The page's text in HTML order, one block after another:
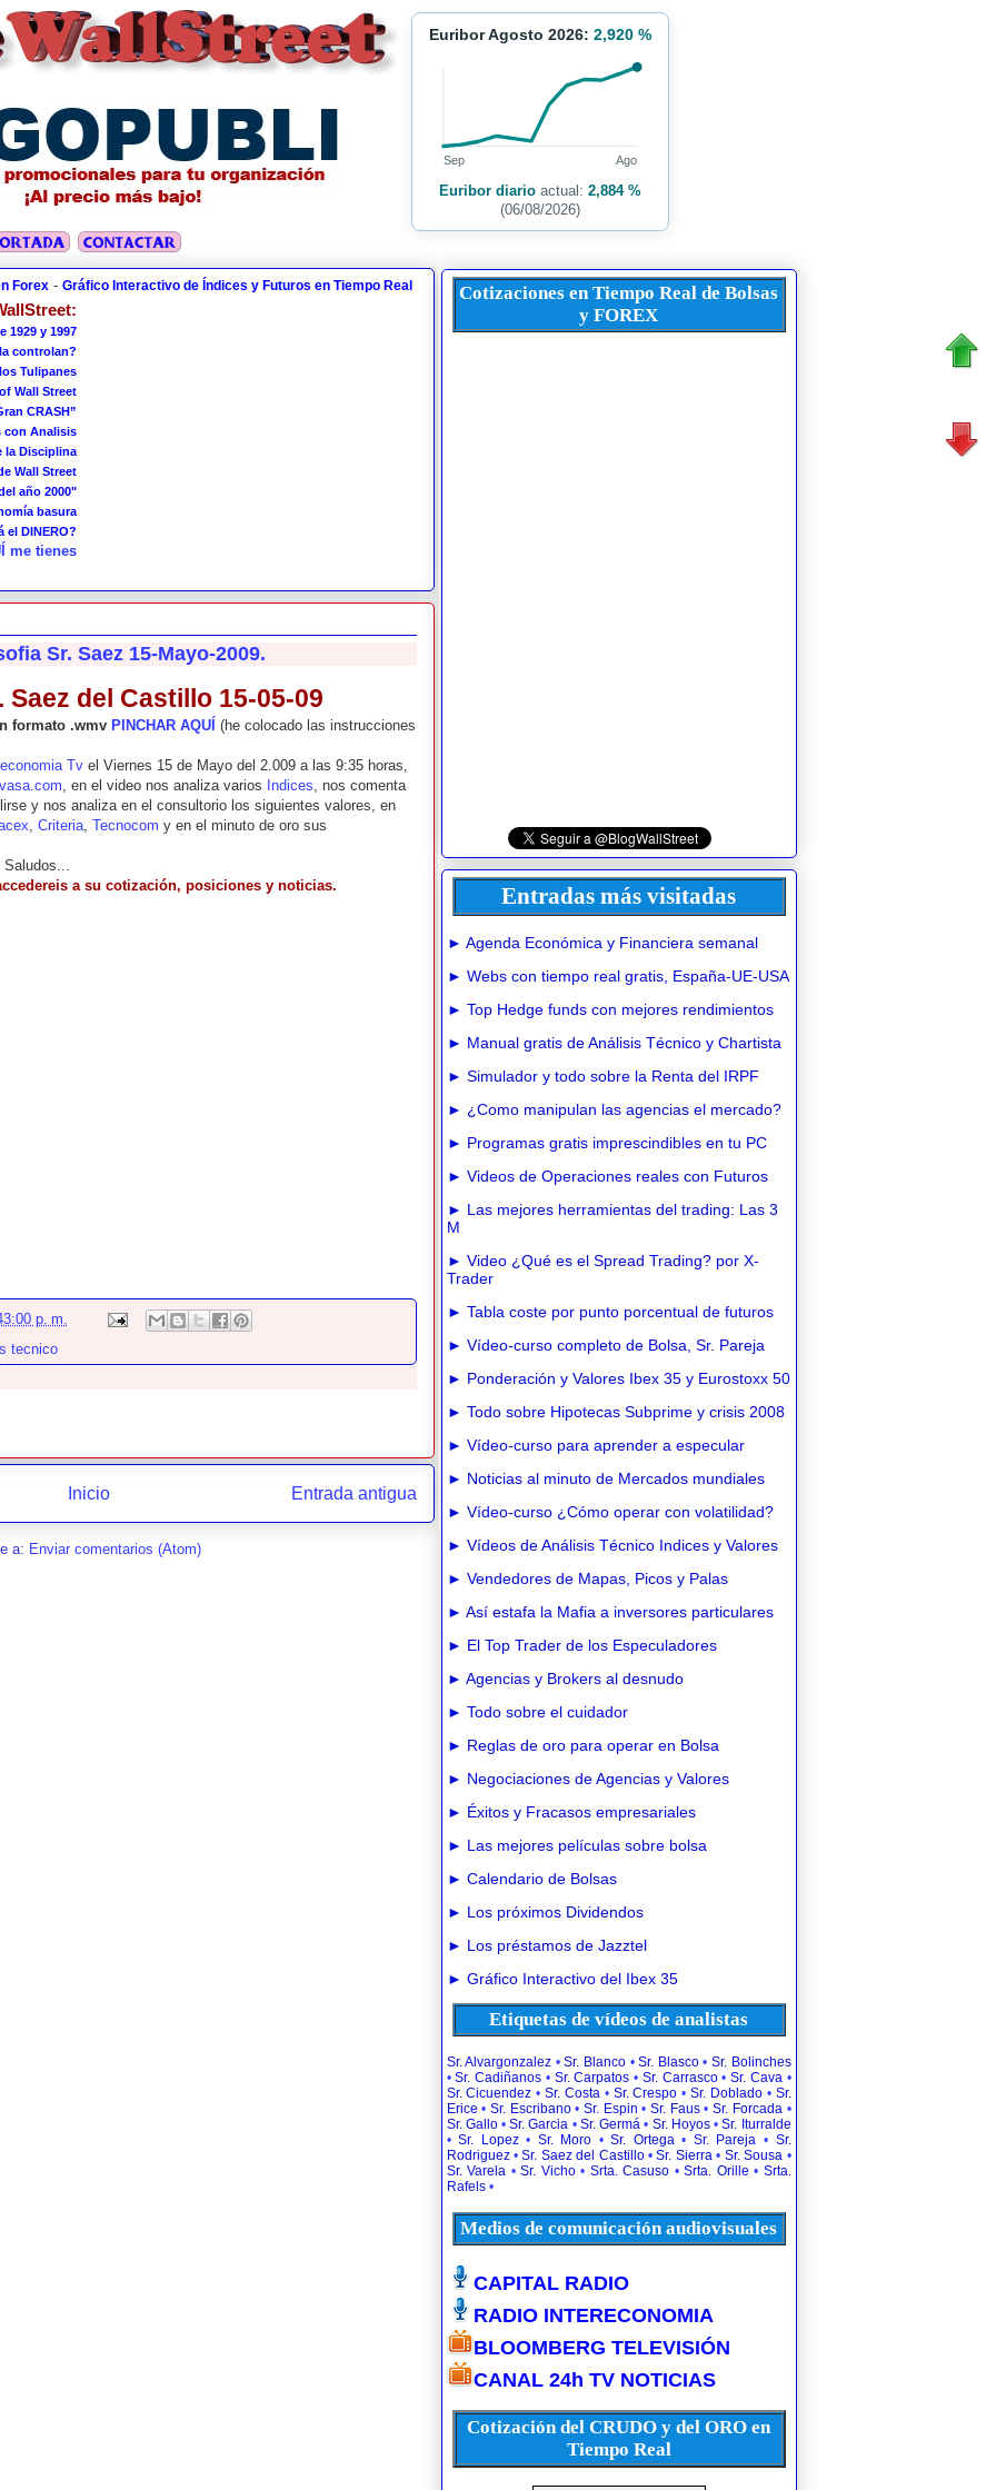
Euribor Agosto 2026: 2,920 %
Sep Ago
Euribor diarioactual: 2,884 %
(06/08/2026)
Forex - Gráfico Interactivo de Índices y Futuros en Tiempo Real
1929 y 1997
controlan?
Tulipanes
Wall Street
CRASH”
con Analisis
la Disciplina
Wall Street
año 2000"
basura
el DINERO?
me tienes
Sr. Saez 15-Mayo-2009.
del Castillo 15-05-09
formato .wmv PINCHAR AQUÍ (he colocado las instrucciones
Tvel Viernes 15 de Mayo del 2.009 a las 9:35 horas,
, en el video nos analiza varios Indices, nos comenta
y nos analiza en el consultorio los siguientes valores, en
, Criteria, Tecnocom y en el minuto de oro sus
Saludos...
a su cotización, posiciones y noticias.
p. m.
tecnico
Entrada antigua
Inicio
a: Enviar comentarios (Atom)
Cotizaciones en Tiempo Real de Bolsas
y FOREX
Entradas más visitadas
► Agenda Económica y Financiera semanal
► Webs con tiempo real gratis, España-UE-USA
► Top Hedge funds con mejores rendimientos
► Manual gratis de Análisis Técnico y Chartista
► Simulador y todo sobre la Renta del IRPF
► ¿Como manipulan las agencias el mercado?
► Programas gratis imprescindibles en tu PC
► Videos de Operaciones reales con Futuros
► Las mejores herramientas del trading: Las 3
M
► Video ¿Qué es el Spread Trading? por X-
Trader
► Tabla coste por punto porcentual de futuros
► Vídeo-curso completo de Bolsa, Sr. Pareja
► Ponderación y Valores Ibex 35 y Eurostoxx 50
► Todo sobre Hipotecas Subprime y crisis 2008
► Vídeo-curso para aprender a especular
► Noticias al minuto de Mercados mundiales
► Vídeo-curso ¿Cómo operar con volatilidad?
► Vídeos de Análisis Técnico Indices y Valores
► Vendedores de Mapas, Picos y Palas
► Así estafa la Mafia a inversores particulares
► El Top Trader de los Especuladores
► Agencias y Brokers al desnudo
► Todo sobre el cuidador
► Reglas de oro para operar en Bolsa
► Negociaciones de Agencias y Valores
► Éxitos y Fracasos empresariales
► Las mejores películas sobre bolsa
► Calendario de Bolsas
► Los próximos Dividendos
► Los préstamos de Jazztel
► Gráfico Interactivo del Ibex 35
Etiquetas de vídeos de analistas
Sr. Alvargonzalez •Sr. Blanco•Sr. Blasco• Sr. Bolinches
•Sr. Cadiñanos • Sr. Carpatos • Sr. Carrasco• Sr. Cava•
Sr. Cicuendez •Sr. Costa• Sr. Crespo •Sr. Doblado• Sr.
Erice • Sr. Escribano• Sr. Espin •Sr. Faus•Sr. Forcada•
Sr. Gallo•Sr. Garcia • Sr. Germá • Sr. Hoyos•Sr. Iturralde
•Sr. Lopez• Sr. Moro •Sr. Ortega• Sr. Pareja • Sr.
Rodriguez•Sr. Saez del Castillo•Sr. Sierra• Sr. Sousa •
Sr. Varela • Sr. Vicho• Srta. Casuso • Srta. Orille • Srta.
Rafels•
Medios de comunicación audiovisuales
CAPITAL RADIO
RADIO INTERECONOMIA
BLOOMBERG TELEVISIÓN
CANAL 24h TV NOTICIAS
Cotización del CRUDO y del ORO en
Tiempo Real